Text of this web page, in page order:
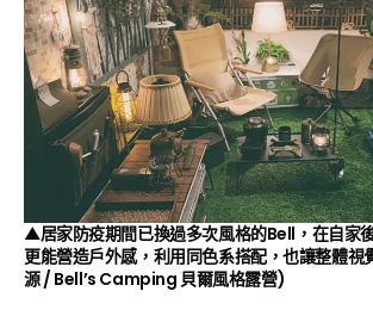
▲居家防疫期間已換過多次風格的Bell，在自家
更能營造戶外感，利用同色系搭配，也讓整體視
源 / Bell’s Camping 貝爾風格露營)